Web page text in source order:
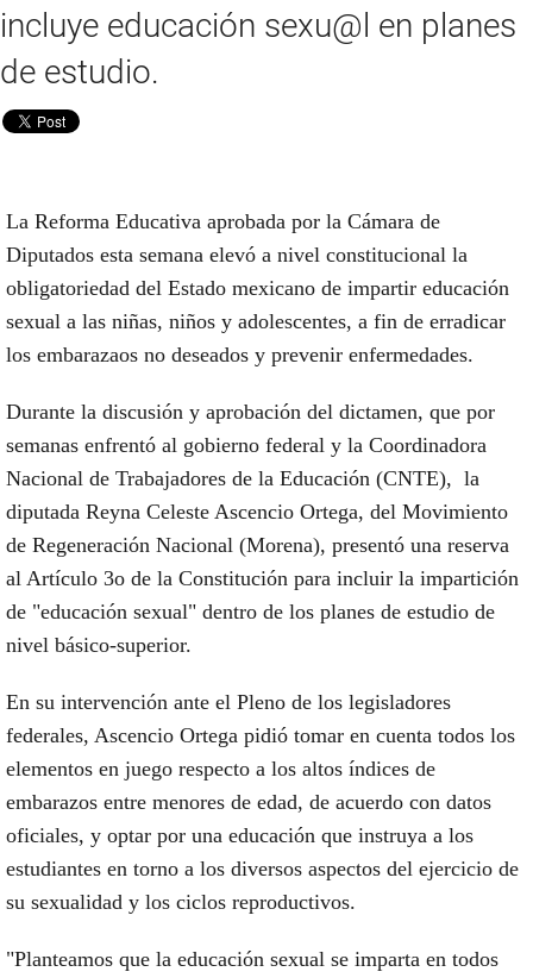
incluye educación sexu@l en planes
de estudio.
La Reforma Educativa aprobada por la Cámara de
Diputados esta semana elevó a nivel constitucional la
obligatoriedad del Estado mexicano de impartir educación
sexual a las niñas, niños y adolescentes, a fin de erradicar
los embarazaos no deseados y prevenir enfermedades.
Durante la discusión y aprobación del dictamen, que por
semanas enfrentó al gobierno federal y la Coordinadora
Nacional de Trabajadores de la Educación (CNTE), la
diputada Reyna Celeste Ascencio Ortega, del Movimiento
de Regeneración Nacional (Morena), presentó una reserva
al Artículo 3o de la Constitución para incluir la impartición
de "educación sexual" dentro de los planes de estudio de
nivel básico-superior.
En su intervención ante el Pleno de los legisladores
federales, Ascencio Ortega pidió tomar en cuenta todos los
elementos en juego respecto a los altos índices de
embarazos entre menores de edad, de acuerdo con datos
oficiales, y optar por una educación que instruya a los
estudiantes en torno a los diversos aspectos del ejercicio de
su sexualidad y los ciclos reproductivos.
"Planteamos que la educación sexual se imparta en todos